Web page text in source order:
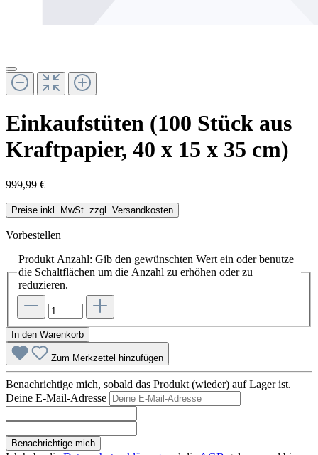
Einkaufstüten (100 Stück aus
Kraftpapier, 40 x 15 x 35 cm)
999,99 €
Preise inkl. MwSt. zzgl. Versandkosten
Vorbestellen
Produkt Anzahl: Gib den gewünschten Wert ein oder benutze
die Schaltflächen um die Anzahl zu erhöhen oder zu
reduzieren.
In den Warenkorb
Zum Merkzettel hinzufügen
Benachrichtige mich, sobald das Produkt (wieder) auf Lager ist.
Deine E-Mail-Adresse
Benachrichtige mich